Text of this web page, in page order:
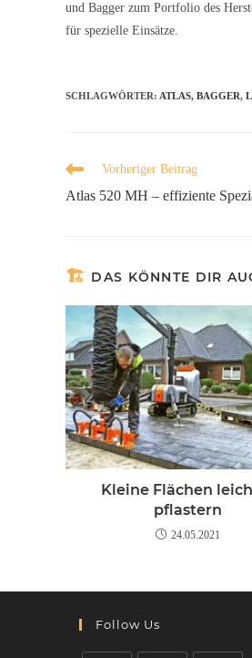
und Bagger zum Portfolio des
für spezielle Einsätze.
SCHLAGWÖRTER: ATLAS, BAGGER,
Vorheriger Beitrag
Atlas 520 MH – effiziente
DAS KÖNNTE DIR
Kleine Flächen
pflastern
24.05.2021
Follow Us